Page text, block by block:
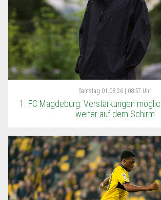
Samstag 01.08.26 | 08:57 Uhr
1. FC Magdeburg: Verstärkungen
weiter auf dem Schirm